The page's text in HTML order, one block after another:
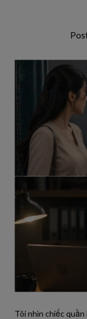
Tôi nhìn chiếc